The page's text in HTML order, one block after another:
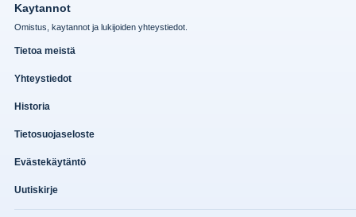
Kaytannot
Omistus, kaytannot ja lukijoiden yhteystiedot.
Tietoa meistä
Yhteystiedot
Historia
Tietosuojaseloste
Evästekäytäntö
Uutiskirje